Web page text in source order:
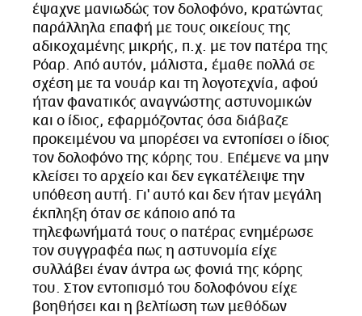
έψαχνε μανιωδώς τον δολοφόνο, κρατώντας
παράλληλα επαφή με τους οικείους της
αδικοχαμένης μικρής, π.χ. με τον πατέρα της
Ρόαρ. Από αυτόν, μάλιστα, έμαθε πολλά σε
σχέση με τα νουάρ και τη λογοτεχνία, αφού
ήταν φανατικός αναγνώστης αστυνομικών
και ο ίδιος, εφαρμόζοντας όσα διάβαζε
προκειμένου να μπορέσει να εντοπίσει ο ίδιος
τον δολοφόνο της κόρης του. Επέμενε να μην
κλείσει το αρχείο και δεν εγκατέλειψε την
υπόθεση αυτή. Γι' αυτό και δεν ήταν μεγάλη
έκπληξη όταν σε κάποιο από τα
τηλεφωνήματά τους ο πατέρας ενημέρωσε
τον συγγραφέα πως η αστυνομία είχε
συλλάβει έναν άντρα ως φονιά της κόρης
του. Στον εντοπισμό του δολοφόνου είχε
βοηθήσει και η βελτίωση των μεθόδων